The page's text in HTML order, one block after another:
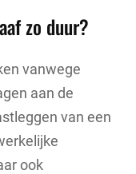
zo duur?
vanwege
aan de
van een
ook